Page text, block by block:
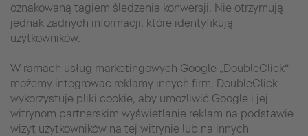
oznakowaną tagiem śledzenia konwersji. Nie otrzymują
jednak żadnych informacji, które identyfikują
użytkowników.
W ramach usług marketingowych Google „DoubleClick“
możemy integrować reklamy innych firm. DoubleClick
wykorzystuje pliki cookie, aby umożliwić Google i jej
witrynom partnerskim wyświetlanie reklam na podstawie
wizyt użytkowników na tej witrynie lub na innych